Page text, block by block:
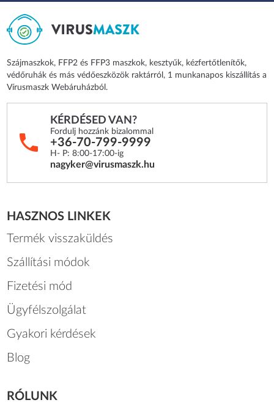
Szájmaszkok, FFP2 és FFP3 maszkok, kesztyűk, kézfertőtlenítők,
védőruhák és más védőeszközök raktárról, 1 munkanapos kiszállítás a
Vírusmaszk Webáruházból.
KÉRDÉSED VAN?
Fordulj hozzánk bizalommal
+36-70-799-9999
H- P: 8:00-17:00-ig
nagyker@virusmaszk.hu
HASZNOS LINKEK
Termék visszaküldés
Szállítási módok
Fizetési mód
Ügyfélszolgálat
Gyakori kérdések
Blog
RÓLUNK